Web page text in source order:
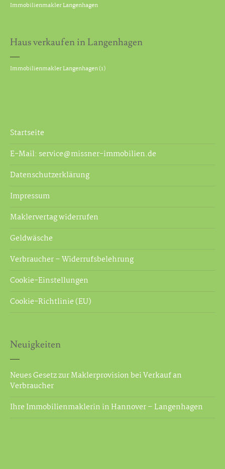
Immobilienmakler Langenhagen
Haus verkaufen in Langenhagen
Immobilienmakler Langenhagen(1)
Startseite
E-Mail: service@missner-immobilien.de
Datenschutzerklärung
Impressum
Maklervertag widerrufen
Geldwäsche
Verbraucher – Widerrufsbelehrung
Cookie-Einstellungen
Cookie-Richtlinie (EU)
Neuigkeiten
Neues Gesetz zur Maklerprovision bei Verkauf an
Verbraucher
Ihre Immobilienmaklerin in Hannover – Langenhagen